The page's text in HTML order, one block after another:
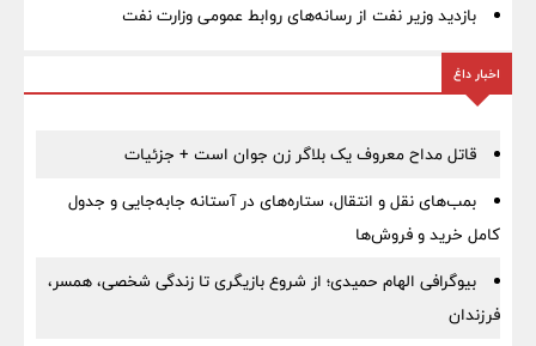
بازدید وزیر نفت از رسانه‌های روابط عمومی وزارت نفت
اخبار داغ
قاتل مداح معروف یک بلاگر زن جوان است + جزئیات
بمب‌های نقل و انتقال، ستاره‌های در آستانه جابه‌جایی و جدول
کامل خرید و فروش‌ها
بیوگرافی الهام حمیدی؛ از شروع بازیگری تا زندگی شخصی، همسر،
فرزندان